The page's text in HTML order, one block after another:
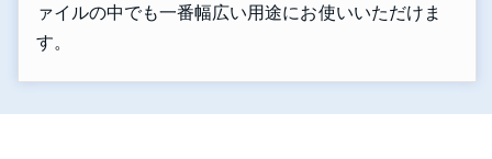
ァイルの中でも一番幅広い用途にお使いいただけま
す。